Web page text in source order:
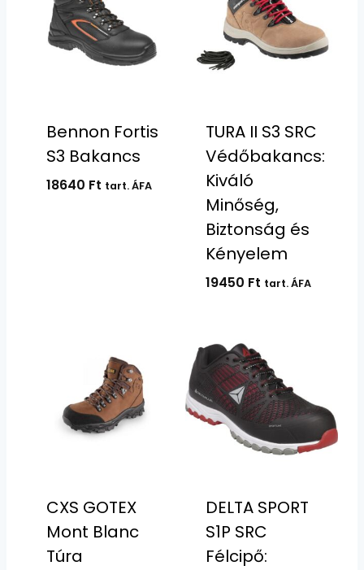
Bennon Fortis
S3 Bakancs
18640 Ft tart. ÁFA
TURA II S3 SRC
Védőbakancs:
Kiváló
Minőség,
Biztonság és
Kényelem
19450 Ft tart. ÁFA
CXS GOTEX
Mont Blanc
Túra
DELTA SPORT
S1P SRC
Félcipő: